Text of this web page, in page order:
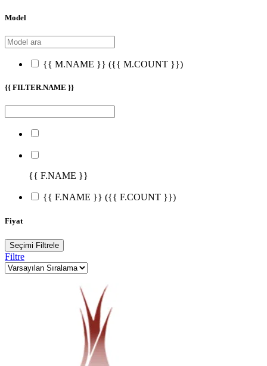
Model
{{ M.NAME }} ({{ M.COUNT }})
{{ FILTER.NAME }}
{{ F.NAME }}
{{ F.NAME }} ({{ F.COUNT }})
Fiyat
Seçimi Filtrele
Filtre